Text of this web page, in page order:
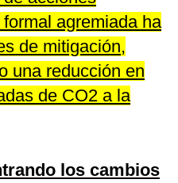
agremiada ha
de mitigación,
una reducción en
de CO2 a la
los cambios